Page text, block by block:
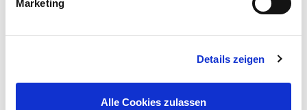
Marketing
Details zeigen
Alle Cookies zulassen